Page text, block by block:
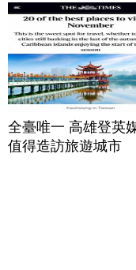
全臺唯一 高雄登英
值得造訪旅遊城市